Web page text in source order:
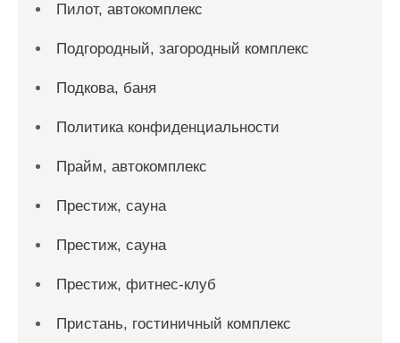
Пилот, автокомплекс
Подгородный, загородный комплекс
Подкова, баня
Политика конфиденциальности
Прайм, автокомплекс
Престиж, сауна
Престиж, сауна
Престиж, фитнес-клуб
Пристань, гостиничный комплекс